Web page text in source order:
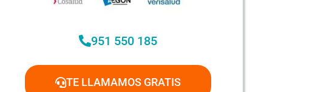
951 550 185
TE LLAMAMOS GRATIS